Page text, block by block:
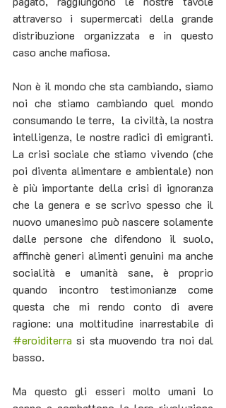
attraverso i supermercati della grande
distribuzione organizzata e in questo
caso anche mafiosa.
Non è il mondo che sta cambiando, siamo
noi che stiamo cambiando quel mondo
consumando le terre,  la civiltà, la nostra
intelligenza, le nostre radici di emigranti.
La crisi sociale che stiamo vivendo (che
poi diventa alimentare e ambientale) non
è più importante della crisi di ignoranza
che la genera e se scrivo spesso che il
nuovo umanesimo può nascere solamente
dalle persone che difendono il suolo,
affinchè generi alimenti genuini ma anche
socialità e umanità sane, è proprio
quando incontro testimonianze come
questa che mi rendo conto di avere
#eroiditerra si sta muovendo tra noi dal
basso.
Ma questo gli esseri molto umani lo